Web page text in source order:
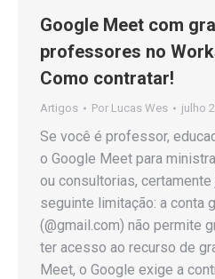
Google Meet com
professores no
Como contratar!
Artigos Por Lucas Wes julho
Se você é professor,
o Google Meet para
ou consultorias,
seguinte limitação: a conta
(@gmail.com) não permite
ter acesso ao recurso de
Meet, o Google exige a